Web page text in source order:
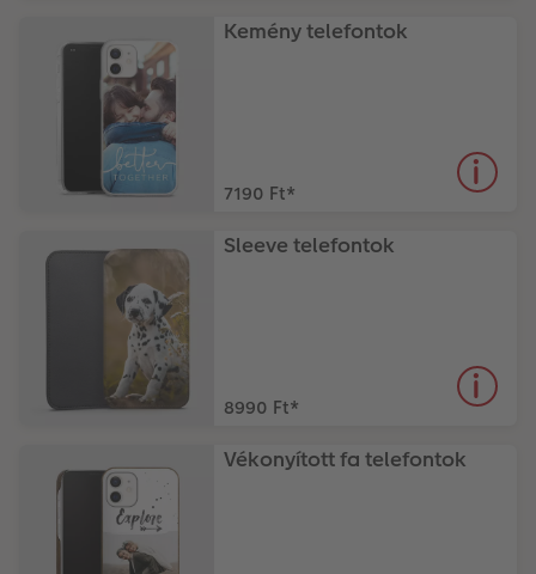
Kemény telefontok
7190 Ft*
Sleeve telefontok
8990 Ft*
Vékonyított fa telefontok